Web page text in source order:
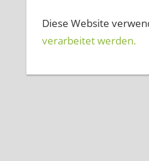
Diese Website
verarbeitet werden.